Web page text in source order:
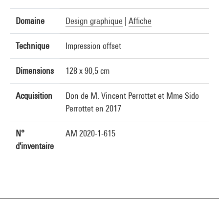
Domaine Design graphique Affiche
Technique Impression offset
Dimensions 128 x 90,5 cm
Acquisition
Don de M. Vincent Perrottet et Mme Sido
Perrottet en 2017
N°
d'inventaire
AM 2020-1-615